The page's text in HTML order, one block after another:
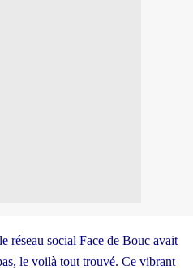
réseau social Face de Bouc avait
le voilà tout trouvé. Ce vibrant